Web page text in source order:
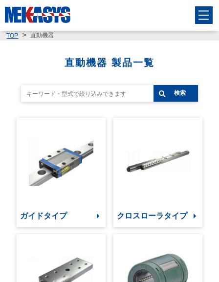
TOP 直動機器
直動機器 製品一覧
検索
ガイドタイプ クロスローラタイプ